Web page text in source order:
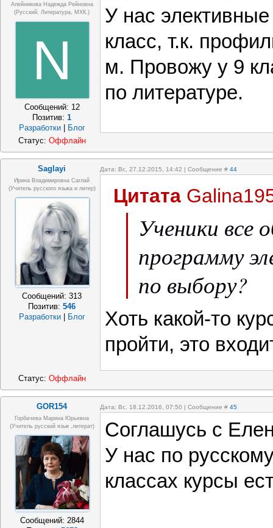
Алейникова Надежда Рейновна
(Русский, Литература, МХК.)
N
Сообщений: 12
Позитив:1
Разработки
Блог
У нас
класс, т.к.
м. Провожу у 9
по литературе.
Статус: Оффлайн
Saglayi Дата: Вс, 27.12.2015, 14:42 | Сообщение # 44
Ирина Владимировна Саглай
(учитель русского языка и литер)
Сообщений:313
Позитив:546
Разработки | Блог
Цитата
Ученики все
программу
по выбору?
Хоть какой-то
пройти, это
Статус: Оффлайн
GOR154 Дата: Вс, 18.12.2016, 07:50 | Сообщение # 45
Горбачева Марина Юрьевна
(учитель русский язык ,литерат)
Сообщений: 2844
Соглашусь с
У нас по
классах курсы